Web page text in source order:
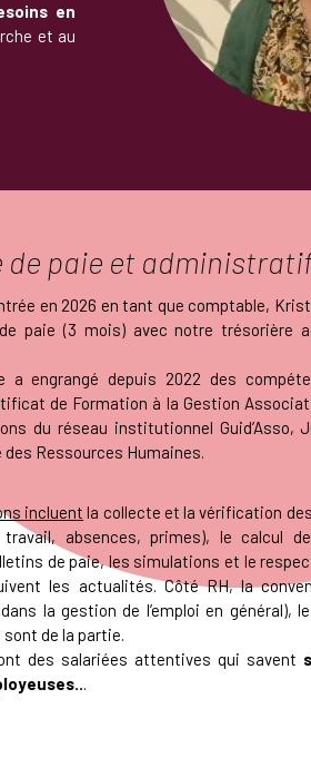
en
et au
de paie et
en 2026 en tant que comptable,
paie (3 mois) avec notre trésorière
a engrangé depuis 2022 des
de Formation à la Gestion
du réseau institutionnel Guid’Asso,
Ressources Humaines.
incluent la collecte et la vérification
travail, absences, primes), le calcul
de paie, les simulations et le
les actualités. Côté RH, la
dans la gestion de l’emploi en
sont de la partie.
des salariées attentives qui savent
.